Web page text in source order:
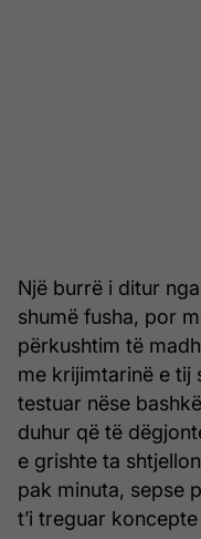
Një burrë i ditur
shumë fusha, por
përkushtim të
me krijimtarinë e tij
testuar nëse
duhur që të
e grishte ta
pak minuta, sepse
t’i treguar